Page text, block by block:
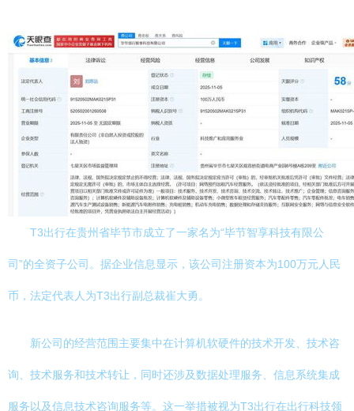
T3出行在贵州省毕节市成立了一家名为“毕节智享科技有限公
司”的全资子公司。据企业信息显示，该公司注册资本为100万元人民
币，法定代表人为T3出行副总裁崔大勇。
新公司的经营范围主要集中在计算机软硬件的技术开发、技术咨
询、技术服务和技术转让，同时还涉及数据处理服务、信息系统集成
服务以及信息技术咨询服务等。这一举措被视为T3出行在出行科技领